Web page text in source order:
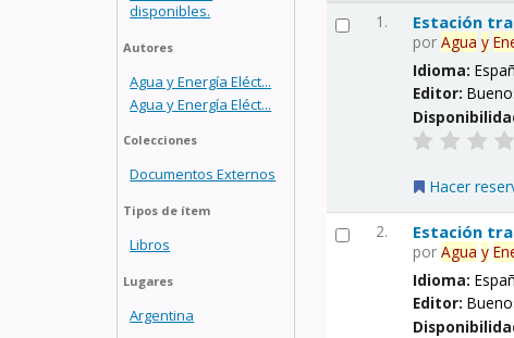
disponibles.
Autores
Agua y Energía Eléct...
Agua y Energía Eléct...
Colecciones
Documentos Externos
Tipos de ítem
Libros
Lugares
Argentina
1. Estación
porAgua y
Idioma:
Editor:
Hacer
2. Estación
porAgua y
Idioma:
Editor: